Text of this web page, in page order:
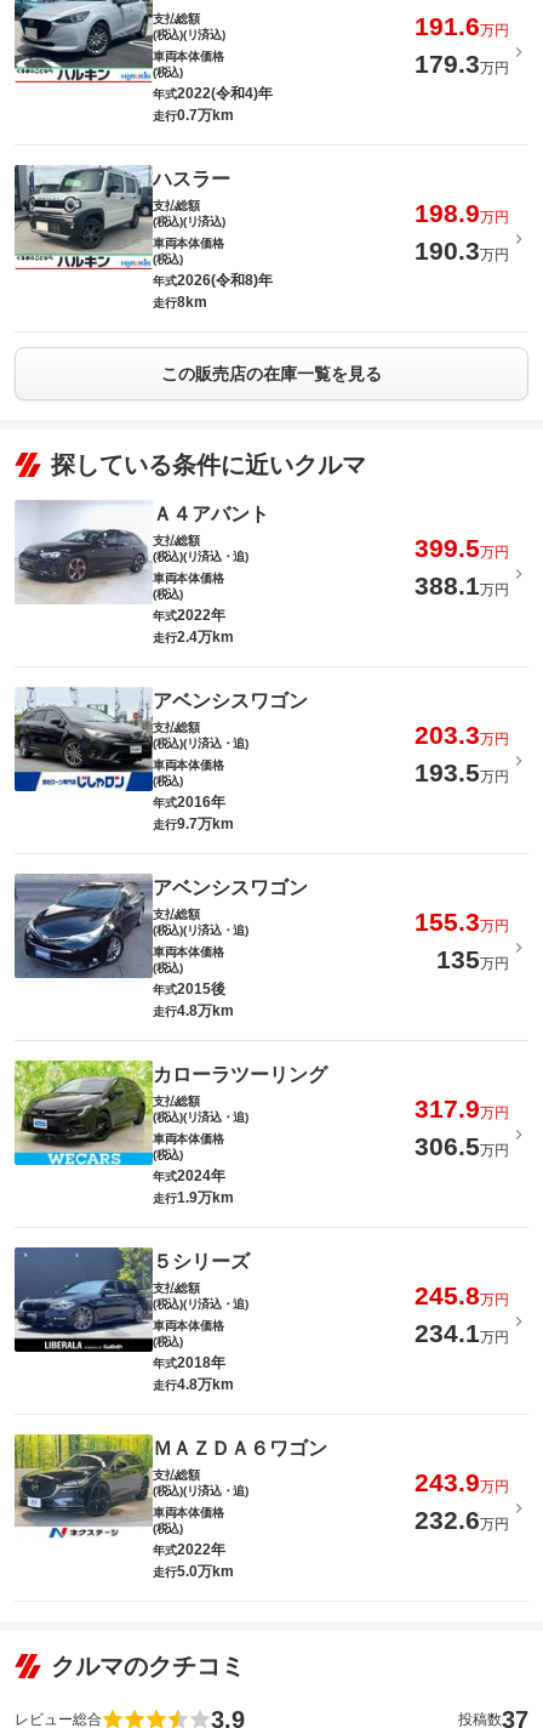
支払総額
(税込)(リ済込)
191.6万円
車両本体価格
(税込)
179.3万円
年式2022(令和4)年
走行0.7万km
ハスラー
支払総額
(税込)(リ済込)
198.9万円
車両本体価格
(税込)
190.3万円
年式2026(令和8)年
走行8km
この販売店の在庫一覧を見る
探している条件に近いクルマ
Ａ４アバント
支払総額
(税込)(リ済込・追)
399.5万円
車両本体価格
(税込)
388.1万円
年式2022年
走行2.4万km
アベンシスワゴン
支払総額
(税込)(リ済込・追)
203.3万円
車両本体価格
(税込)
193.5万円
年式2016年
走行9.7万km
アベンシスワゴン
支払総額
(税込)(リ済込・追)
155.3万円
車両本体価格
(税込)
135万円
年式2015後
走行4.8万km
カローラツーリング
支払総額
(税込)(リ済込・追)
317.9万円
車両本体価格
(税込)
306.5万円
年式2024年
走行1.9万km
５シリーズ
支払総額
(税込)(リ済込・追)
245.8万円
車両本体価格
(税込)
234.1万円
年式2018年
走行4.8万km
ＭＡＺＤＡ６ワゴン
支払総額
(税込)(リ済込・追)
243.9万円
車両本体価格
(税込)
232.6万円
年式2022年
走行5.0万km
クルマのクチコミ
レビュー総合 3.9 投稿数37